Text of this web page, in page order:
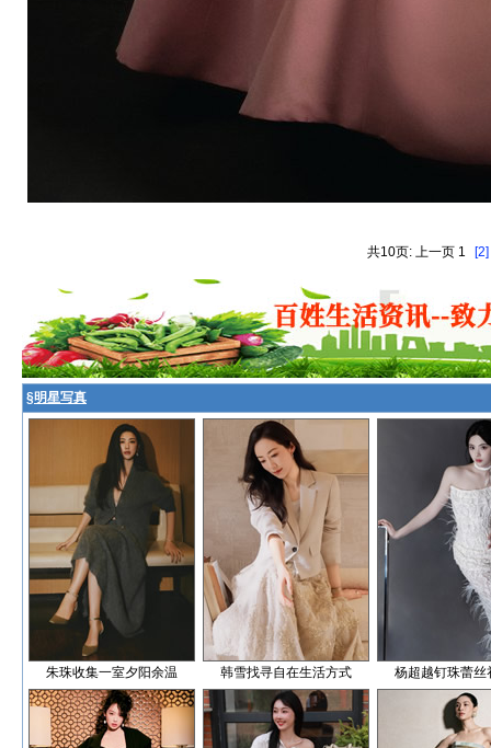
共10页: 上一页 1 [2]
§明星写真
朱珠收集一室夕阳余温 韩雪找寻自在生活方式 杨超越钉珠蕾丝